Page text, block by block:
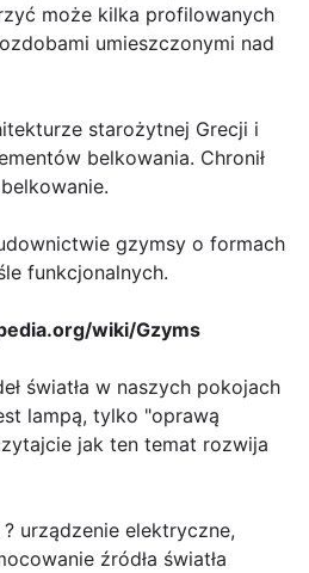
może kilka profilowanych
umieszczonymi nad
starożytnej Grecji i
belkowania. Chronił
gzymsy o formach
funkcjonalnych.
wiki/Gzyms
światła w naszych pokojach
lampą, tylko "oprawą
jak ten temat rozwija
urządzenie elektryczne,
źródła światła